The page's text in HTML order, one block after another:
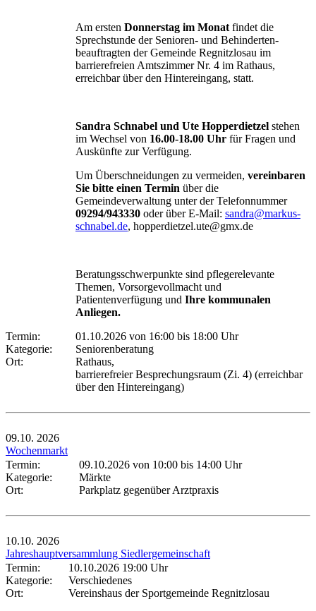
Am ersten Donnerstag im Monat findet die
Sprechstunde der Senioren- und Behinderten-
beauftragten der Gemeinde Regnitzlosau im
barrierefreien Amtszimmer Nr. 4 im Rathaus,
erreichbar über den Hintereingang, statt.
Sandra Schnabel und Ute Hopperdietzel stehen
im Wechsel von 16.00-18.00 Uhr für Fragen und
Auskünfte zur Verfügung.
Um Überschneidungen zu vermeiden, vereinbaren
Sie bitte einen Termin über die
Gemeindeverwaltung unter der Telefonnummer
09294/943330 oder über E-Mail: sandra@markus-
schnabel.de, hopperdietzel.ute@gmx.de
Beratungsschwerpunkte sind pflegerelevante
Themen, Vorsorgevollmacht und
Patientenverfügung und Ihre kommunalen
Anliegen.
Termin:
01.10.2026 von 16:00 bis 18:00 Uhr
Kategorie:
Seniorenberatung
Ort:
Rathaus,
barrierefreier Besprechungsraum (Zi. 4) (erreichbar
über den Hintereingang)
09.10. 2026
Wochenmarkt
Termin:
09.10.2026 von 10:00 bis 14:00 Uhr
Kategorie:
Märkte
Ort:
Parkplatz gegenüber Arztpraxis
10.10. 2026
Jahreshauptversammlung Siedlergemeinschaft
Termin:
10.10.2026 19:00 Uhr
Kategorie:
Verschiedenes
Ort:
Vereinshaus der Sportgemeinde Regnitzlosau